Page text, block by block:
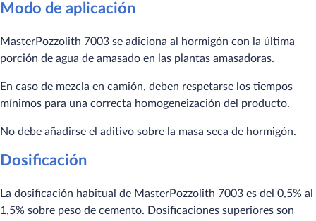
Modo de aplicación
MasterPozzolith 7003 se adiciona al hormigón con la última
porción de agua de amasado en las plantas amasadoras.
En caso de mezcla en camión, deben respetarse los tiempos
mínimos para una correcta homogeneización del producto.
No debe añadirse el aditivo sobre la masa seca de hormigón.
Dosificación
La dosificación habitual de MasterPozzolith 7003 es del 0,5% al
1,5% sobre peso de cemento. Dosificaciones superiores son